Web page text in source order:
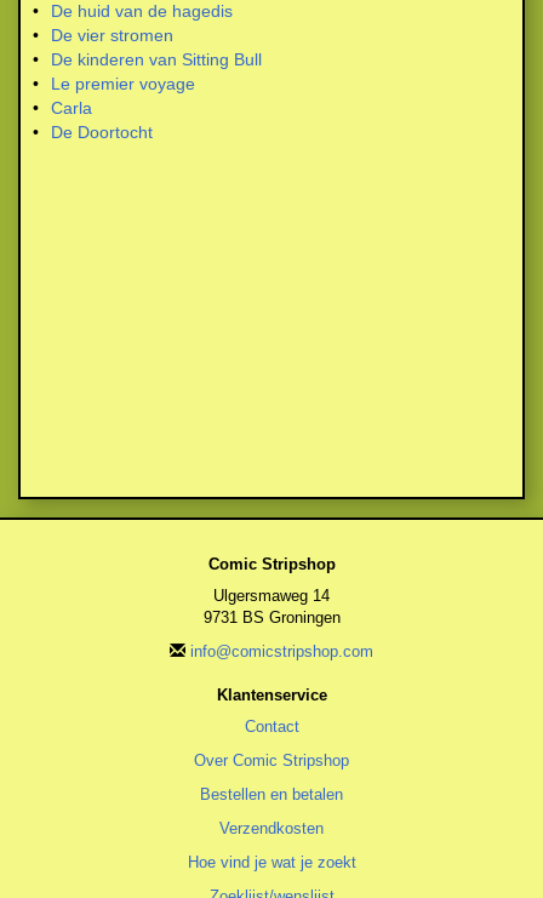
•
De huid van de hagedis
•
De vier stromen
•
De kinderen van Sitting Bull
•
Le premier voyage
•
Carla
•
De Doortocht
Comic Stripshop
Ulgersmaweg 14
9731 BS Groningen
info@comicstripshop.com
Klantenservice
Contact
Over Comic Stripshop
Bestellen en betalen
Verzendkosten
Hoe vind je wat je zoekt